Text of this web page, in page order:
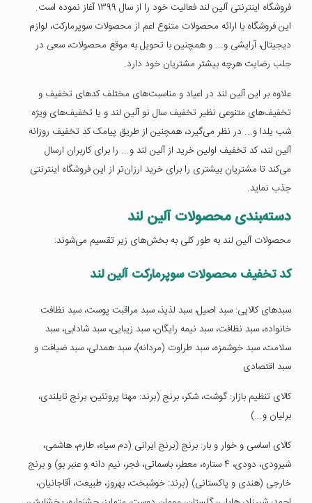
فروشگاه اینترنتی آلین لند فعالیت خود را از سال 1399 آغاز نموده است.
این فروشگاه با ارائه محصولات متنوع اعم از محصولات سوپرمارکت، لوازم
دیجیتال، آرایشی و... و همچنین با تحویل به موقع محصولات، سعی در
جلب رضایت هرچه بیشتر مشتریان خود دارد.
علاوه بر این آلین لند در اعیاد و مناسبت‌های مختلف کدهای تخفیف و
تخفیف‌های متنوعی نظیر تخفیف سال نو آلین لند و یا تخفیف‌های ویژه
شب یلدا و... در نظر می‌گیرد، همچنین از طریق پیامک کد تخفیف روزانه
آلین لند، کد تخفیف اولین خرید از آلین لند و... را برای کاربران ارسال
می‌کند تا مشتریان بیشتری را برای خرید ارزان‌تر از این فروشگاه اینترنتی
جذب نماید.
دسته‌‍بندی محصولات آلین لند
محصولات آلین لند به طور کلی به بخش‌های زیر تقسیم می‌شوند:
کد تخفیف محصولات سوپرمارکت آلین لند
سبدهای کالایی: سبد اصیل، سبد لذیذ، سبد مراقبت پوست، سبد نظافت
خانواده، سبد نظافت، سبد نیمه رایگان، سبد زیبایی، سبد شادابی، سبد
سلامت، سبد خوشمزه، سبد طراوت (مردانه)، سبد همدلی، سبد ضیافت و
سبد اقتصادی
کالای تنظیم بازار: گوشت، شکر، برنج (برند: مهتا پروتئین، برنج تایلندی،
برلیان و...)
کالای اساسی و خوار و بار: برنج (برنج ایرانی (دم سیاه، طارم، هاشمی،
شیرودی، دودی، 4 ستاره، معطر، باسماتی، فجر، نیم دانه و عنبر بو) و برنج
خارجی (هندی و پاکستانی) (برند: خوشبخت، بهروز، طبیعت، آقاجانیان،